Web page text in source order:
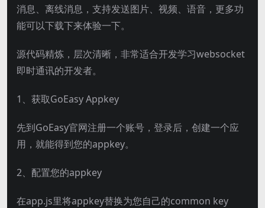
消息、离线消息，支持发送图片、视频、语音，更多功
能可以下载下来体验一下。
源代码精炼，层次清晰，非常适合开发学习websocket
即时通讯的开发者。
1、获取GoEasy Appkey
先到GoEasy官网注册一个账号，登录后，创建一个应
用，就能得到您的appkey。
2、配置您的appkey
在app.js里将appkey替换为您自己的common key